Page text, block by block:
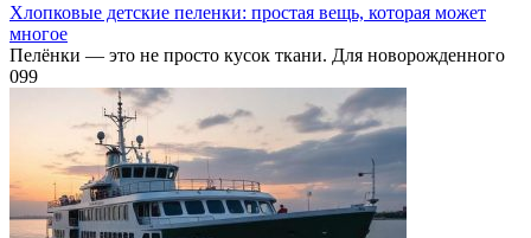
Хлопковые детские пеленки: простая вещь, которая может
многое
Пелёнки — это не просто кусок ткани. Для новорожденного
099